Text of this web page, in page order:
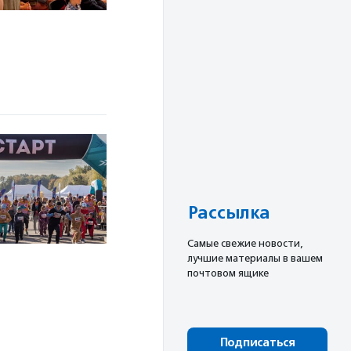
Рассылка
Cамые свежие новости,
лучшие материалы в вашем
почтовом ящике
Подписаться